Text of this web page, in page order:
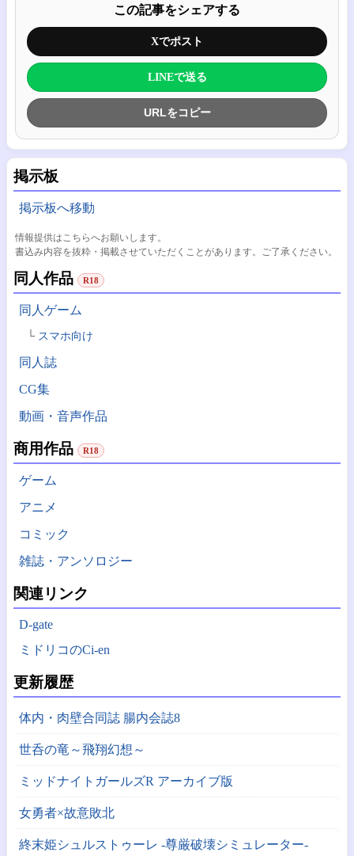
掲示板
掲示板へ移動
情報提供はこちらへお願いします。
書込み内容を抜粋・掲載させていただくことがあります。ご了承ください。
同人作品 R18
同人ゲーム
スマホ向け
同人誌
CG集
動画・音声作品
商用作品 R18
ゲーム
アニメ
コミック
雑誌・アンソロジー
関連リンク
D-gate
ミドリコのCi-en
更新履歴
体内・肉壁合同誌 腸内会誌8
世呑の竜～飛翔幻想～
ミッドナイトガールズR アーカイブ版
女勇者×故意敗北
終末姫シュルストゥーレ -尊厳破壊シミュレーター-
この記事をシェアする
Xでポスト
LINEで送る
URLをコピー